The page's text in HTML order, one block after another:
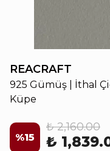
REACRAFT
925 Gümüş | İthal
Küpe
%15
₺ 2,160.00
₺